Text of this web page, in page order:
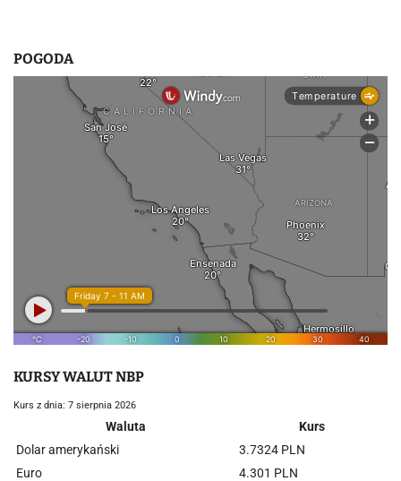
POGODA
KURSY WALUT NBP
Kurs z dnia: 7 sierpnia 2026
Waluta
Kurs
Dolar amerykański
3.7324 PLN
Euro
4.301 PLN